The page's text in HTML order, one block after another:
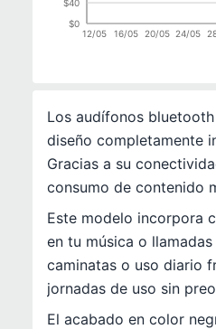
12/05 16/05 20/05 24/05
$0
$40
Los audífonos
diseño completamente
Gracias a su
consumo de contenido
Este modelo incorpora
en tu música o
caminatas o uso diario
jornadas de uso sin
El acabado en color